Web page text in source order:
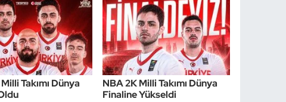
Takımı Dünya
NBA 2K Milli Takımı Dünya
Finaline Yükseldi